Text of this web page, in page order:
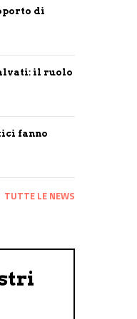
di
il ruolo
fanno
TUTTE LE NEWS